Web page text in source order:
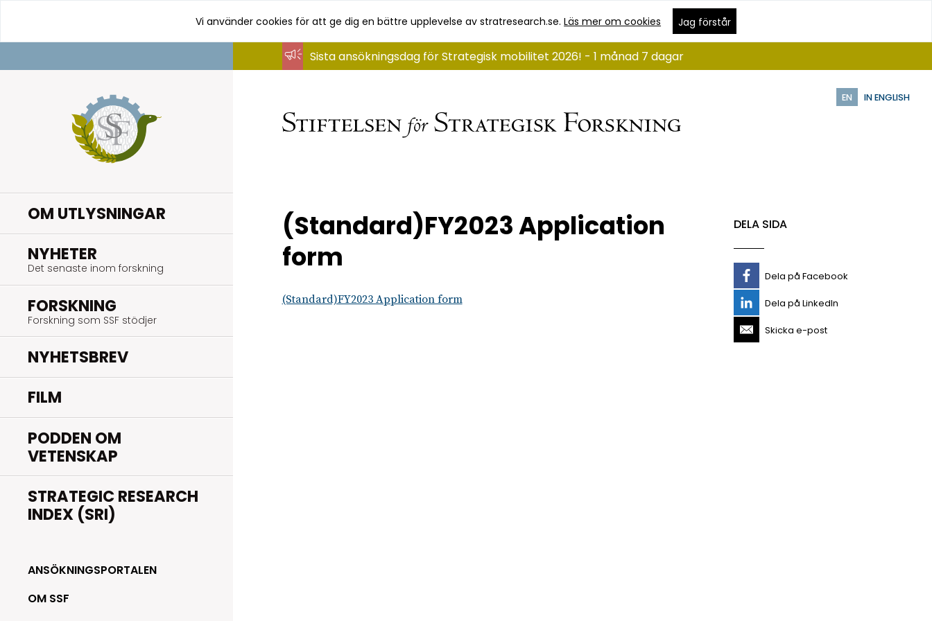
innehåll
Vi använder cookies för att ge dig en bättre upplevelse av stratresearch.se.Läs mer om cookies Jag förstår
EN IN ENGLISH
OM UTLYSNINGAR
NYHETER
Det senaste inom forskning
FORSKNING
Forskning som SSF stödjer
NYHETSBREV
FILM
PODDEN OM
VETENSKAP
STRATEGIC RESEARCH
INDEX (SRI)
ANSÖKNINGSPORTALEN
OM SSF
Sista ansökningsdag för Strategisk mobilitet 2026! - 1 månad 7 dagar
(Standard)FY2023 Application
form
(Standard)FY2023 Application form
DELA SIDA
Dela på Facebook
Dela på LinkedIn
Skicka e-post